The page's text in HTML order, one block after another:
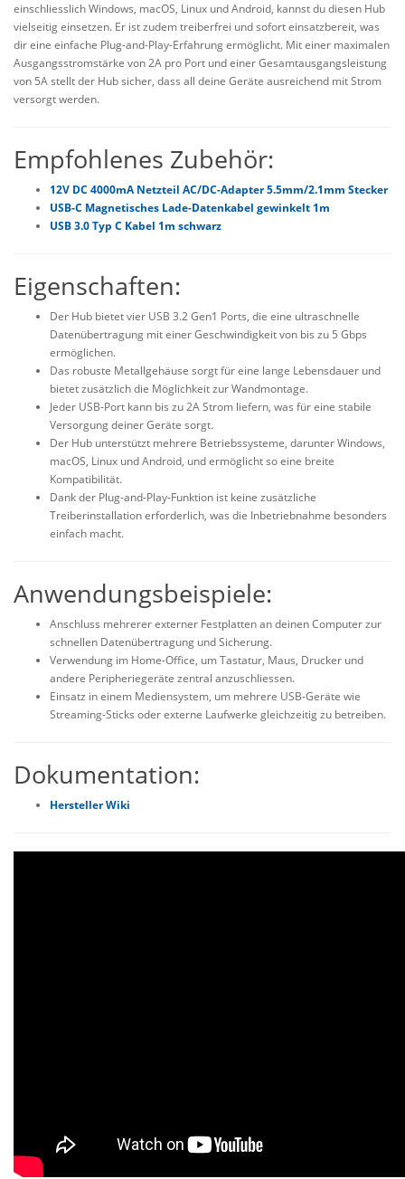
einschliesslich Windows, macOS, Linux und Android, kannst du diesen Hub
vielseitig einsetzen. Er ist zudem treiberfrei und sofort einsatzbereit, was
dir eine einfache Plug-and-Play-Erfahrung ermöglicht. Mit einer maximalen
Ausgangsstromstärke von 2A pro Port und einer Gesamtausgangsleistung
von 5A stellt der Hub sicher, dass all deine Geräte ausreichend mit Strom
versorgt werden.
Empfohlenes Zubehör:
12V DC 4000mA Netzteil AC/DC-Adapter 5.5mm/2.1mm Stecker
USB-C Magnetisches Lade-Datenkabel gewinkelt 1m
USB 3.0 Typ C Kabel 1m schwarz
Eigenschaften:
Der Hub bietet vier USB 3.2 Gen1 Ports, die eine ultraschnelle
Datenübertragung mit einer Geschwindigkeit von bis zu 5 Gbps
ermöglichen.
Das robuste Metallgehäuse sorgt für eine lange Lebensdauer und
bietet zusätzlich die Möglichkeit zur Wandmontage.
Jeder USB-Port kann bis zu 2A Strom liefern, was für eine stabile
Versorgung deiner Geräte sorgt.
Der Hub unterstützt mehrere Betriebssysteme, darunter Windows,
macOS, Linux und Android, und ermöglicht so eine breite
Kompatibilität.
Dank der Plug-and-Play-Funktion ist keine zusätzliche
Treiberinstallation erforderlich, was die Inbetriebnahme besonders
einfach macht.
Anwendungsbeispiele:
Anschluss mehrerer externer Festplatten an deinen Computer zur
schnellen Datenübertragung und Sicherung.
Verwendung im Home-Office, um Tastatur, Maus, Drucker und
andere Peripheriegeräte zentral anzuschliessen.
Einsatz in einem Mediensystem, um mehrere USB-Geräte wie
Streaming-Sticks oder externe Laufwerke gleichzeitig zu betreiben.
Dokumentation:
Hersteller Wiki